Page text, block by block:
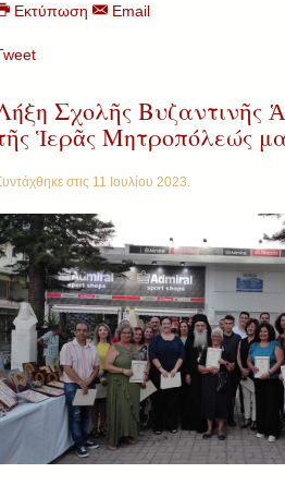
Εκτύπωση Email
Σχολῆς Βυζαντινῆς
Ἱερᾶς Μητροπόλεώς
στις 11 Ιουλίου 2023.